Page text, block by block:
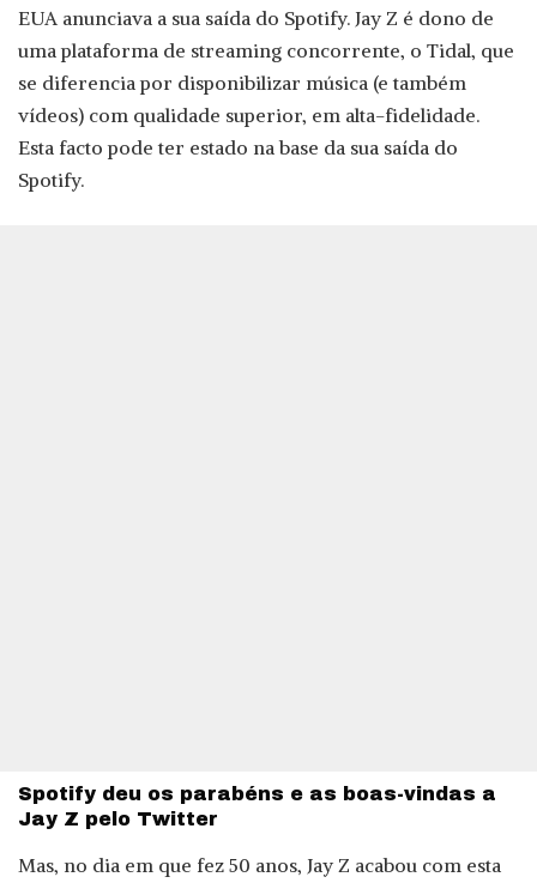
EUA anunciava a sua saída do Spotify. Jay Z é dono de
uma plataforma de streaming concorrente, o Tidal, que
se diferencia por disponibilizar música (e também
vídeos) com qualidade superior, em alta-fidelidade.
Esta facto pode ter estado na base da sua saída do
Spotify.
Spotify deu os parabéns e as boas-vindas a
Jay Z pelo Twitter
Mas, no dia em que fez 50 anos, Jay Z acabou com esta